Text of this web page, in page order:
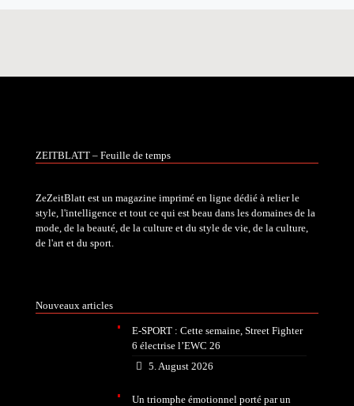
ZEITBLATT – Feuille de temps
ZeZeitBlatt est un magazine imprimé en ligne dédié à relier le
style, l'intelligence et tout ce qui est beau dans les domaines de la
mode, de la beauté, de la culture et du style de vie, de la culture,
de l'art et du sport.
Nouveaux articles
E-SPORT : Cette semaine, Street Fighter
6 électrise l’EWC 26
5. August 2026
Un triomphe émotionnel porté par un